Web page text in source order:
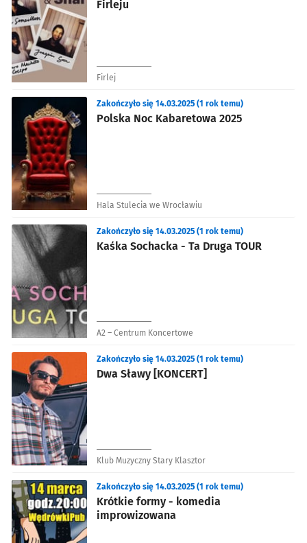
Firleju
Firlej
Polska Noc Kabaretowa 2025
Zakończyło się 14.03.2025 (1 rok temu)
Hala Stulecia we Wrocławiu
Kaśka Sochacka - Ta Druga TOUR
Zakończyło się 14.03.2025 (1 rok temu)
A2 – Centrum Koncertowe
Dwa Sławy [KONCERT]
Zakończyło się 14.03.2025 (1 rok temu)
Klub Muzyczny Stary Klasztor
Krótkie formy - komedia
improwizowana
Zakończyło się 14.03.2025 (1 rok temu)